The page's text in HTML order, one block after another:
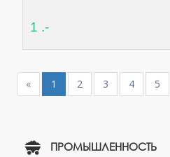
1 .-
« 1 2 3 4 5
ПРОМЫШЛЕННОСТЬ